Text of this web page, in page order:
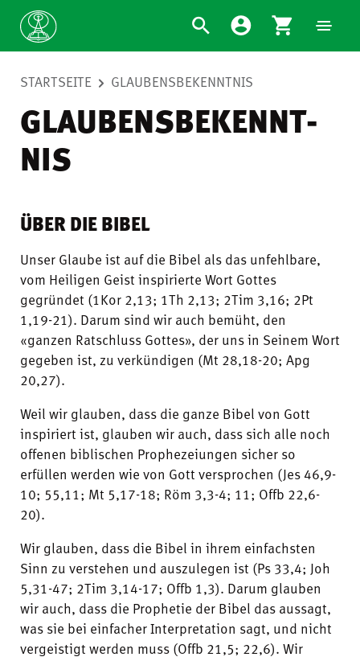
STARTSEITE GLAUBENSBE­KENNT­NIS
GLAUBENSBE­KENNT­
NIS
ÜBER DIE BIBEL
Unser Glaube ist auf die Bibel als das unfehlbare,
vom Heiligen Geist inspirierte Wort Gottes
gegründet (1Kor 2,13; 1Th 2,13; 2Tim 3,16; 2Pt
1,19-21). Darum sind wir auch bemüht, den
«ganzen Ratschluss Gottes», der uns in Seinem Wort
gegeben ist, zu verkündigen (Mt 28,18-20; Apg
20,27).
Weil wir glauben, dass die ganze Bibel von Gott
inspiriert ist, glauben wir auch, dass sich alle noch
offenen biblischen Prophezeiungen sicher so
erfüllen werden wie von Gott versprochen (Jes 46,9-
10; 55,11; Mt 5,17-18; Röm 3,3-4; 11; Offb 22,6-
20).
Wir glauben, dass die Bibel in ihrem einfachsten
Sinn zu verstehen und auszulegen ist (Ps 33,4; Joh
5,31-47; 2Tim 3,14-17; Offb 1,3). Darum glauben
wir auch, dass die Prophetie der Bibel das aussagt,
was sie bei einfacher Interpretation sagt, und nicht
vergeistigt werden muss (Offb 21,5; 22,6). Wir